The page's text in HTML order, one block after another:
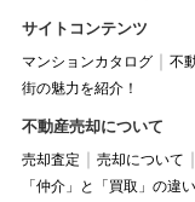
サイトコンテンツ
マンションカタログ 不
街の魅力を紹介！
不動産売却について
売却査定 売却について
「仲介」と「買取」の違い